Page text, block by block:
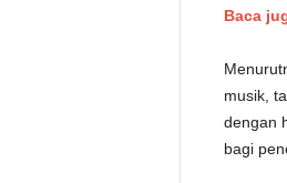
Baca
musik,
dengan
bagi